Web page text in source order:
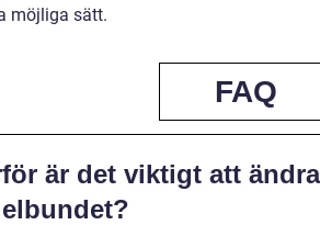
möjliga sätt.
FAQ
är det viktigt att